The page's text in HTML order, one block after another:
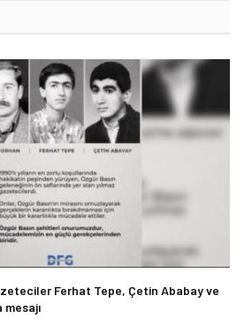
Ferhat Tepe, Çetin Ababay ve
mesajı